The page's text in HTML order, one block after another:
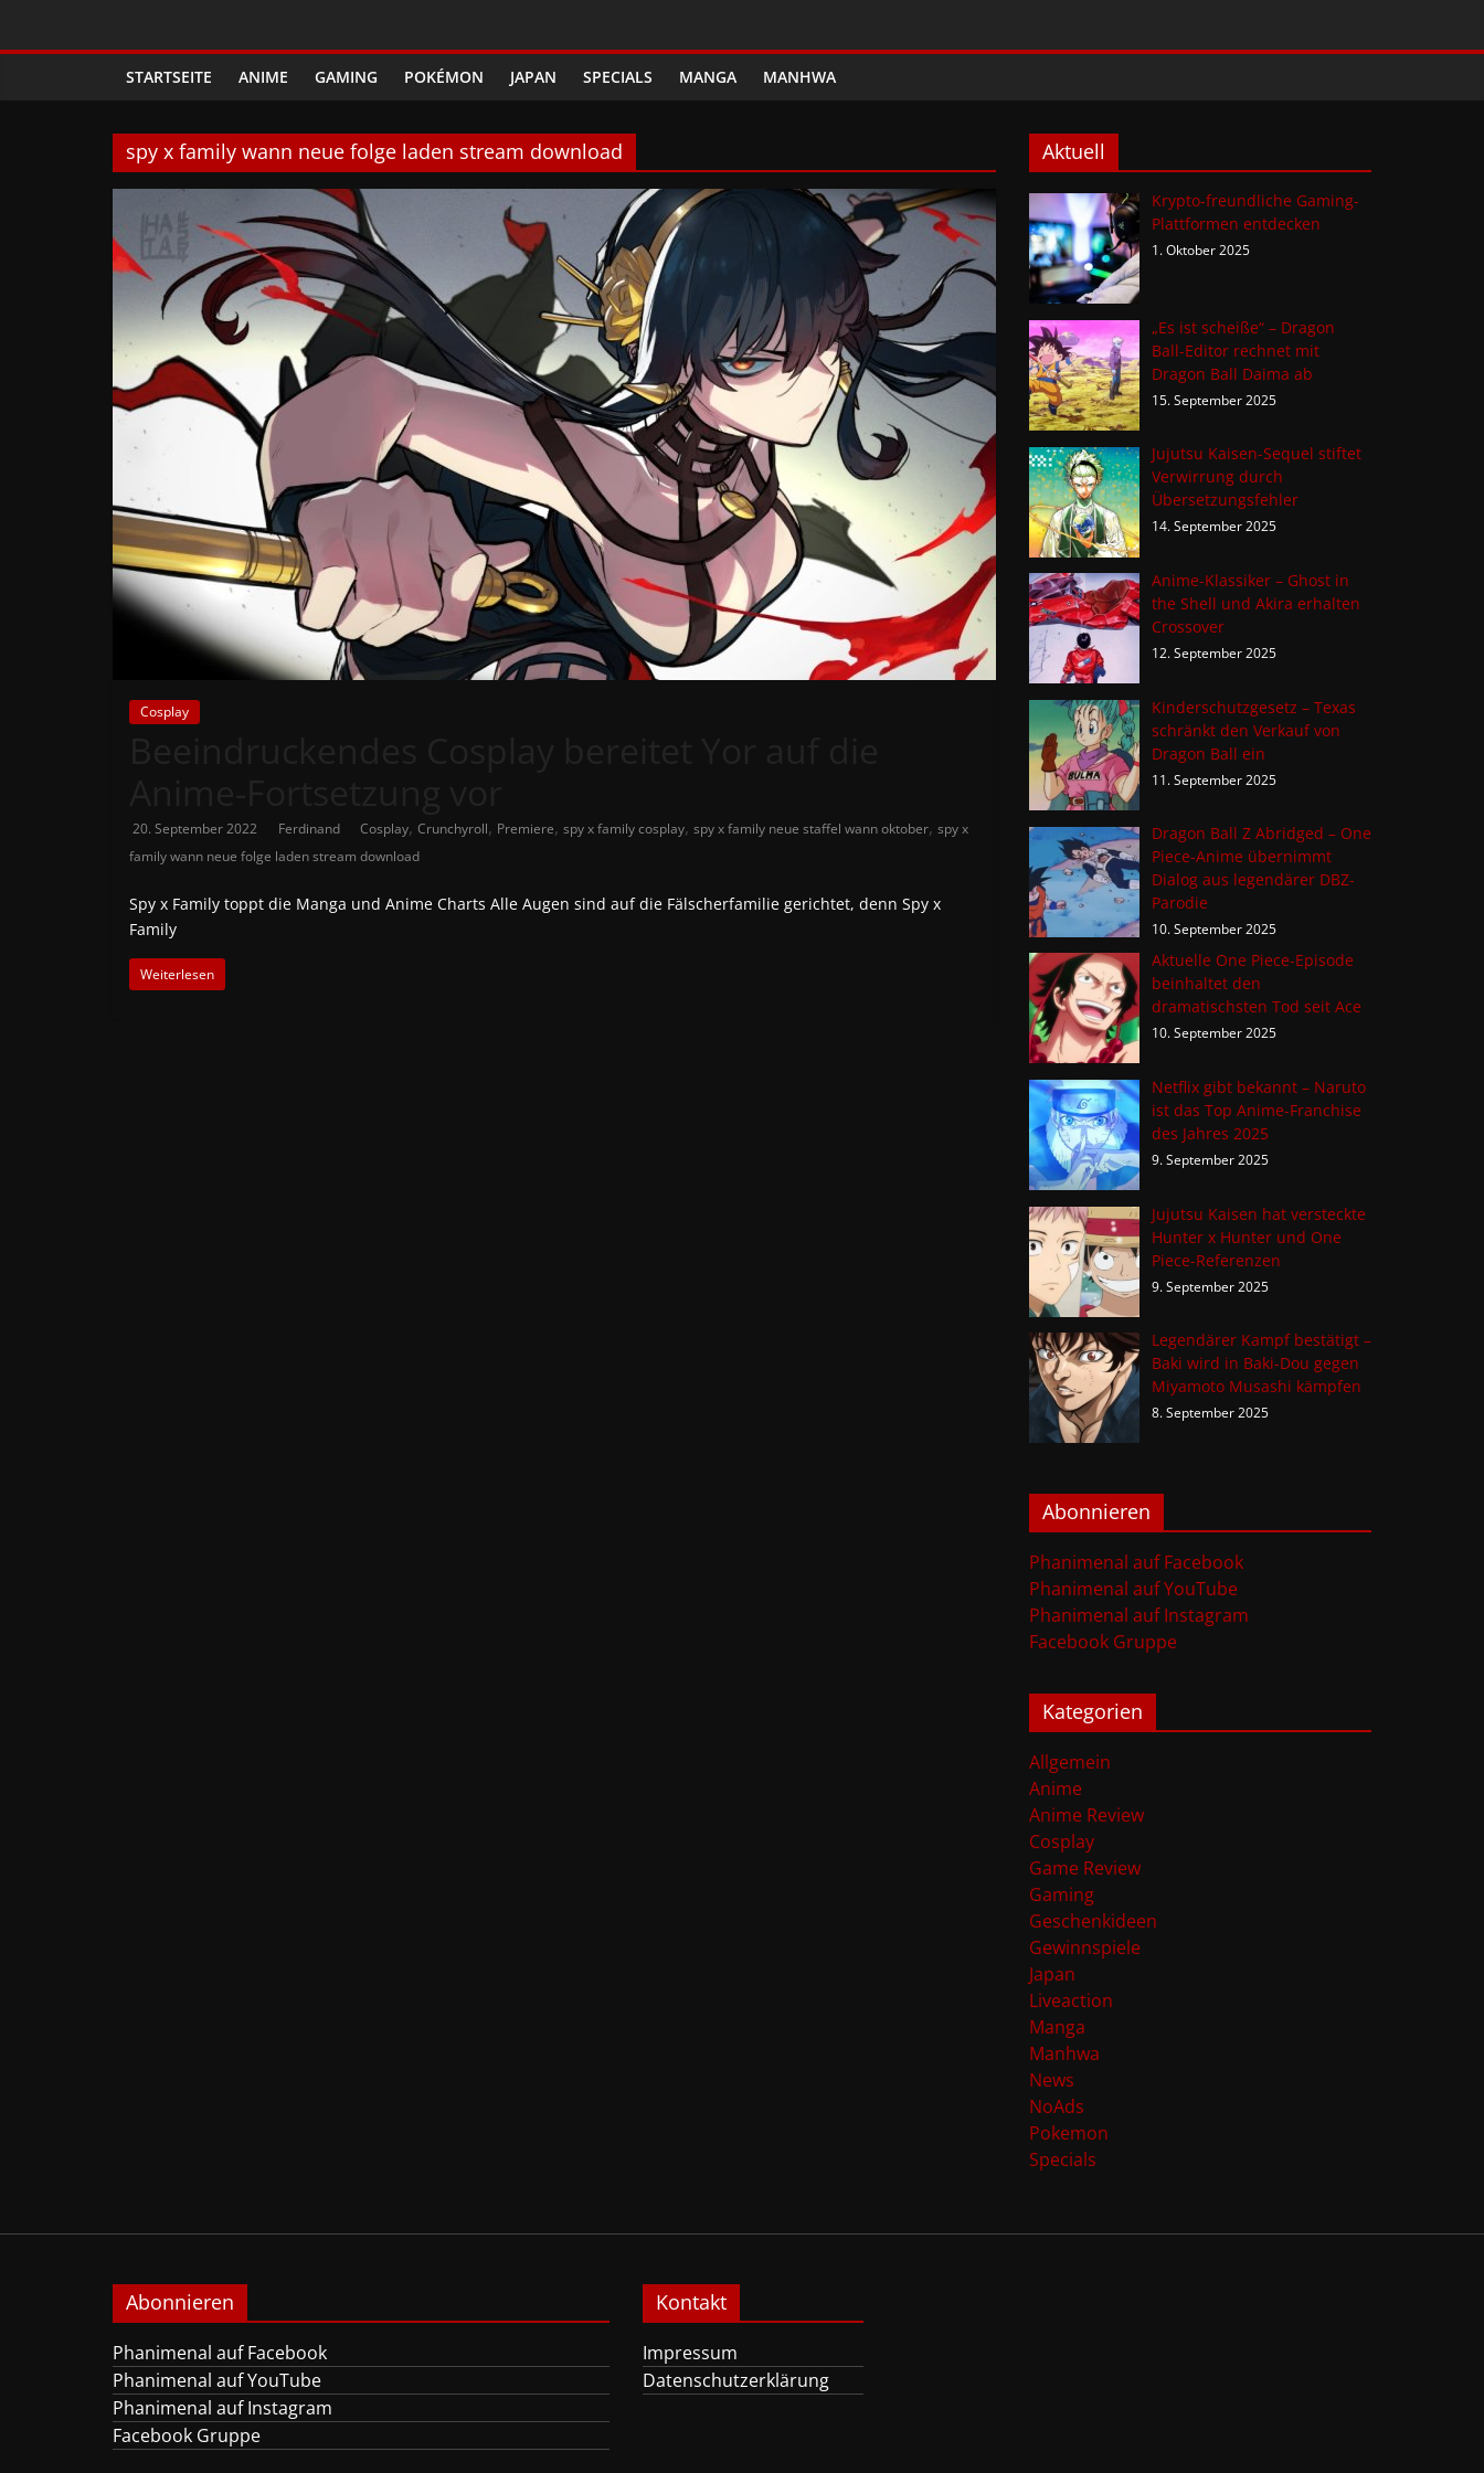
Phanimenal
Täglich
interessante
Anime
News
und
Gaming
News
Auf
Phanimenal
findest
aktuellsten
Japan
und
Deutschland
STARTSEITE ANIME GAMING POKÉMON JAPAN SPECIALS MANGA MANHWA
spy x family wann neue folge laden stream download
Cosplay
20. September 2022 Ferdinand Cosplay, Crunchyroll, Premiere, spy x family cosplay, spy x family neue staffel wann oktober, spy x
family wann neue folge laden stream download
Spy x Family toppt die Manga und Anime Charts Alle Augen sind auf die Fälscherfamilie gerichtet, denn Spy x
Family
Weiterlesen
Aktuell
Krypto-freundliche Gaming-
Plattformen entdecken
1. Oktober 2025
„Es ist scheiße“ – Dragon
Ball-Editor rechnet mit
Dragon Ball Daima ab
15. September 2025
Jujutsu Kaisen-Sequel stiftet
Verwirrung durch
Übersetzungsfehler
14. September 2025
Anime-Klassiker – Ghost in
the Shell und Akira erhalten
Crossover
12. September 2025
Kinderschutzgesetz – Texas
schränkt den Verkauf von
Dragon Ball ein
11. September 2025
Dragon Ball Z Abridged – One
Piece-Anime übernimmt
Dialog aus legendärer DBZ-
Parodie
10. September 2025
Aktuelle One Piece-Episode
beinhaltet den
dramatischsten Tod seit Ace
10. September 2025
Netflix gibt bekannt – Naruto
ist das Top Anime-Franchise
des Jahres 2025
9. September 2025
Jujutsu Kaisen hat versteckte
Hunter x Hunter und One
Piece-Referenzen
9. September 2025
Legendärer Kampf bestätigt –
Baki wird in Baki-Dou gegen
Miyamoto Musashi kämpfen
8. September 2025
Abonnieren
Phanimenal auf Facebook
Phanimenal auf YouTube
Phanimenal auf Instagram
Facebook Gruppe
Kategorien
Allgemein
Anime
Anime Review
Cosplay
Game Review
Gaming
Geschenkideen
Gewinnspiele
Japan
Liveaction
Manga
Manhwa
News
NoAds
Pokemon
Specials
Abonnieren
Phanimenal auf Facebook
Phanimenal auf YouTube
Phanimenal auf Instagram
Facebook Gruppe
Kontakt
Impressum
Datenschutzerklärung